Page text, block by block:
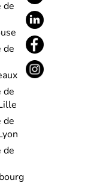
de
de
de
de
de